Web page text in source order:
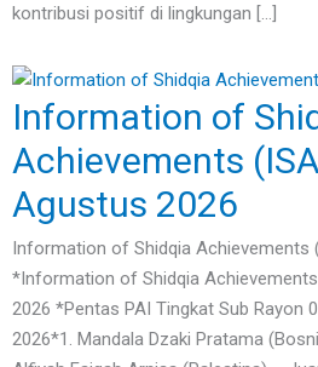
kontribusi positif di lingkungan […]
Information of
Achievements
Agustus 2026
Information of Shidqia Achievements
*Information of Shidqia
2026 *Pentas PAI Tingkat Sub Rayon
2026*1. Mandala Dzaki Pratama